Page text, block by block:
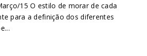
15 O estilo de morar de cada
para a definição dos diferentes